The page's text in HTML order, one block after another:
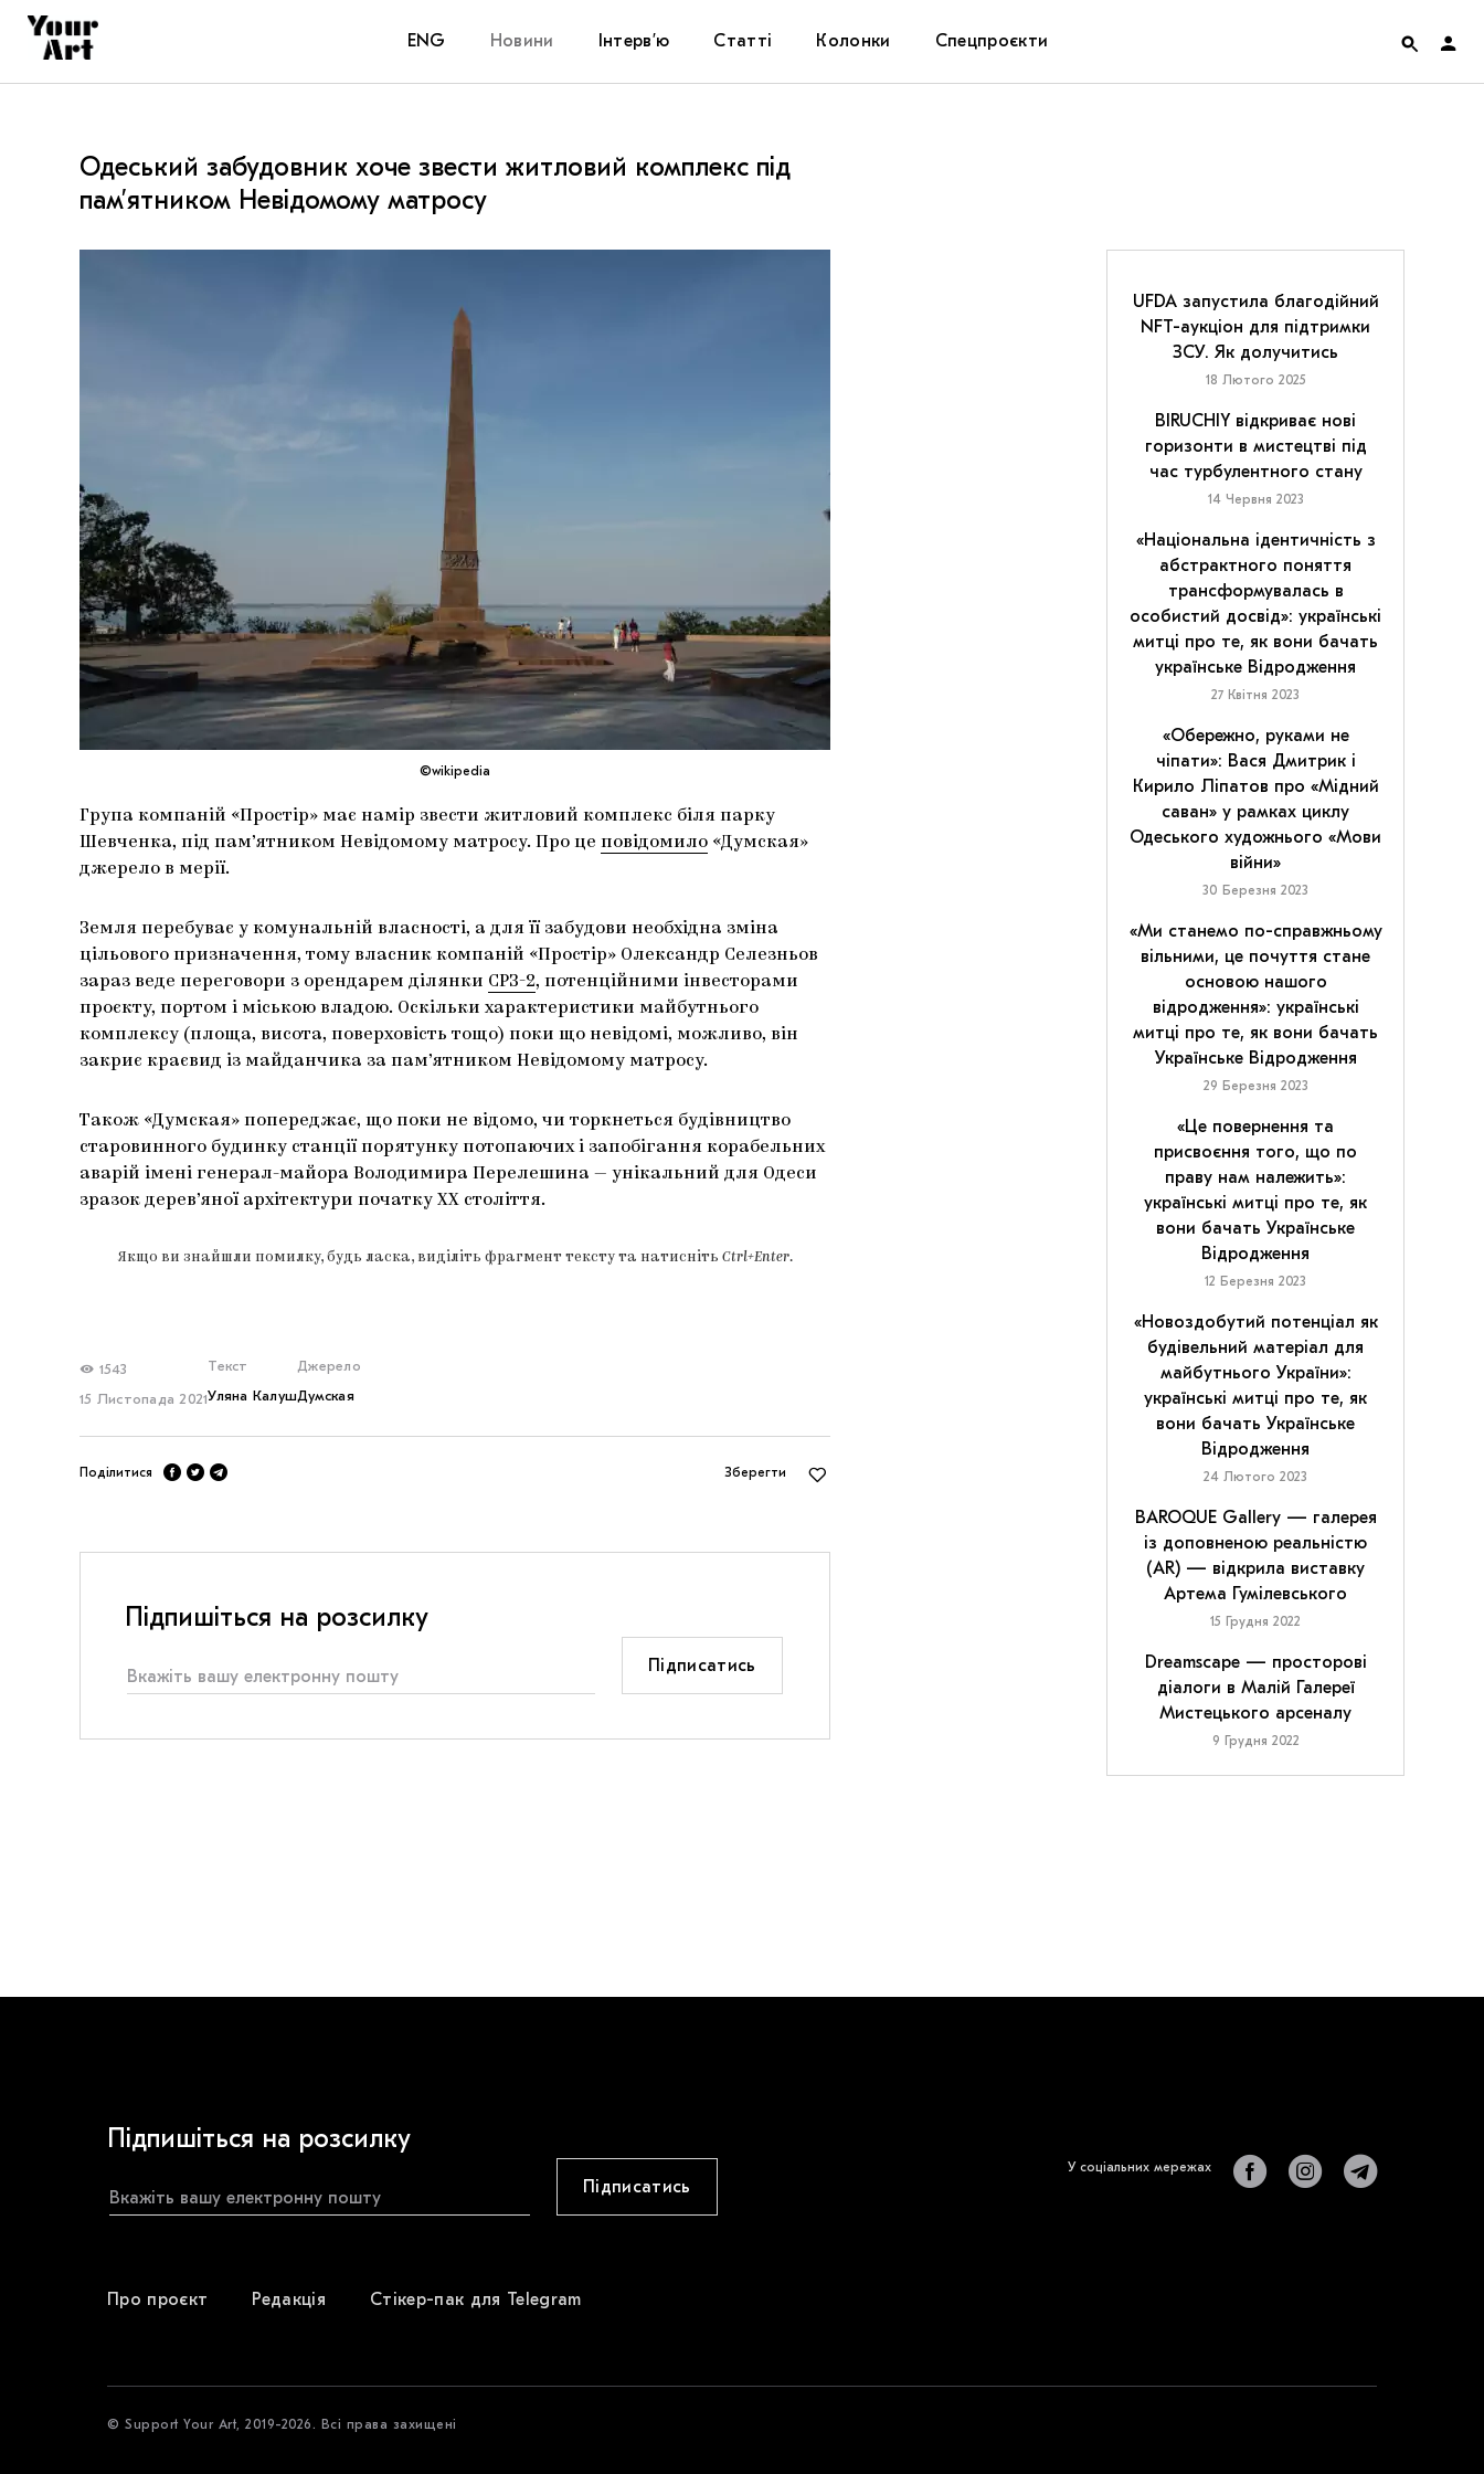
ENG Новини Інтерв’ю Статті Колонки Спецпроєкти
Carpathian Cult про різдвяні свята
Одеський забудовник хоче звести житловий комплекс під
пам’ятником Невідомому матросу
©wikipedia
Група компаній «Простір» має намір звести житловий комплекс біля парку
Шевченка, під пам’ятником Невідомому матросу. Про це повідомило «Думская»
джерело в мерії.
Земля перебуває у комунальній власності, а для її забудови необхідна зміна
цільового призначення, тому власник компаній «Простір» Олександр Селезньов
зараз веде переговори з орендарем ділянки СРЗ-2, потенційними інвесторами
проєкту, портом і міською владою. Оскільки характеристики майбутнього
комплексу (площа, висота, поверховість тощо) поки що невідомі, можливо, він
закриє краєвид із майданчика за пам’ятником Невідомому матросу.
Також «Думская» попереджає, що поки не відомо, чи торкнеться будівництво
старовинного будинку станції порятунку потопаючих і запобігання корабельних
аварій імені генерал-майора Володимира Перелешина — унікальний для Одеси
зразок дерев’яної архітектури початку XX століття.
Якщо ви знайшли помилку, будь ласка, виділіть фрагмент тексту та натисніть Ctrl+Enter.
1543
15 Листопада 2021
Текст
Уляна Калуш
Джерело
Думская
Поділитися Зберегти
Підпишіться на розсилку
Підписатись
UFDA запустила благодійний
NFT-аукціон для підтримки
ЗСУ. Як долучитись
18 Лютого 2025
BIRUCHIY відкриває нові
горизонти в мистецтві під
час турбулентного стану
14 Червня 2023
«Національна ідентичність з
абстрактного поняття
трансформувалась в
особистий досвід»: українські
митці про те, як вони бачать
українське Відродження
27 Квітня 2023
«Обережно, руками не
чіпати»: Вася Дмитрик і
Кирило Ліпатов про «Мідний
саван» у рамках циклу
Одеського художнього «Мови
війни»
30 Березня 2023
«Ми станемо по-справжньому
вільними, це почуття стане
основою нашого
відродження»: українські
митці про те, як вони бачать
Українське Відродження
29 Березня 2023
«Це повернення та
присвоєння того, що по
праву нам належить»:
українські митці про те, як
вони бачать Українське
Відродження
12 Березня 2023
«Новоздобутий потенціал як
будівельний матеріал для
майбутнього України»:
українські митці про те, як
вони бачать Українське
Відродження
24 Лютого 2023
BAROQUE Gallery — галерея
із доповненою реальністю
(AR) — відкрила виставку
Артема Гумілевського
15 Грудня 2022
Dreamscape — просторові
діалоги в Малій Галереї
Мистецького арсеналу
9 Грудня 2022
Підпишіться на розсилку
Підписатись
Про проєкт Редакція Стікер-пак для Telegram
У соціальних мережах
© Support Your Art, 2019-2026. Всі права захищені